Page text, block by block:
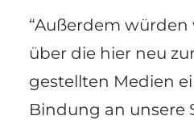
“Außerdem würden
über die hier neu
gestellten Medien
Bindung an unsere